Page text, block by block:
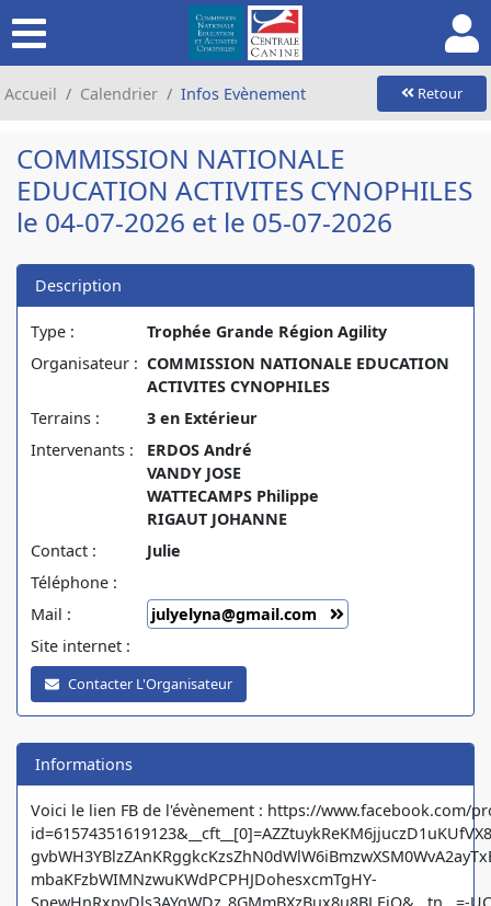
Accueil Calendrier Infos Evènement Retour
COMMISSION NATIONALE
EDUCATION ACTIVITES CYNOPHILES
le 04-07-2026 et le 05-07-2026
Description
Type :
Trophée Grande Région Agility
Organisateur : COMMISSION NATIONALE EDUCATION
ACTIVITES CYNOPHILES
Terrains :
3 en Extérieur
Intervenants :
ERDOS André
VANDY JOSE
WATTECAMPS Philippe
RIGAUT JOHANNE
Contact :
Julie
Téléphone :
Mail :
julyelyna@gmail.com
Site internet :
Contacter L'Organisateur
Informations
Voici le lien FB de l'évènement : https://www.facebook.com/
mbaKFzbWIMNzwuKWdPCPHJDohesxcmTgHY-